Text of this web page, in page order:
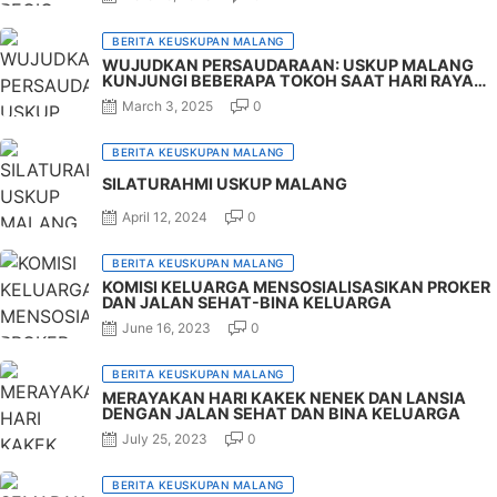
BERITA KEUSKUPAN MALANG
WUJUDKAN PERSAUDARAAN: USKUP MALANG
KUNJUNGI BEBERAPA TOKOH SAAT HARI RAYA
IDUL FITRI 1446 H
Posted on
March 3, 2025 0
BERITA KEUSKUPAN MALANG
SILATURAHMI USKUP MALANG
Posted on
April 12, 2024 0
BERITA KEUSKUPAN MALANG
KOMISI KELUARGA MENSOSIALISASIKAN PROKER
DAN JALAN SEHAT-BINA KELUARGA
Posted on
June 16, 2023 0
BERITA KEUSKUPAN MALANG
MERAYAKAN HARI KAKEK NENEK DAN LANSIA
DENGAN JALAN SEHAT DAN BINA KELUARGA
Posted on
July 25, 2023 0
BERITA KEUSKUPAN MALANG